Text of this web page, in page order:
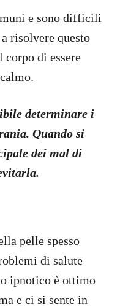
e sono difficili
risolvere questo
corpo di essere
determinare i
Quando si
dei mal di
pelle spesso
di salute
ipnotico è ottimo
e ci si sente in